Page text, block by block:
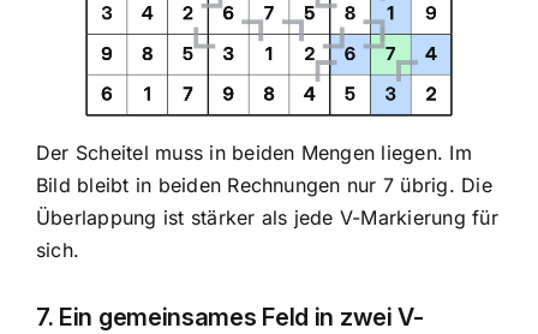
Der Scheitel muss in beiden Mengen liegen. Im
Bild bleibt in beiden Rechnungen nur 7 übrig. Die
Überlappung ist stärker als jede V-Markierung für
sich.
7. Ein gemeinsames Feld in zwei V-